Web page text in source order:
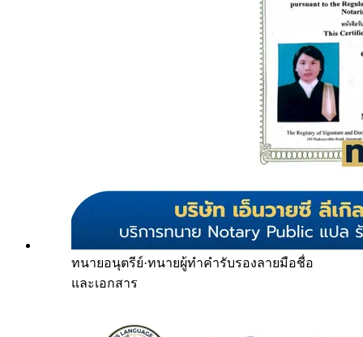
ทนายอนุตรีย์·ทนายผู้ทำคำรับรองลายมือชื่อ
และเอกสาร